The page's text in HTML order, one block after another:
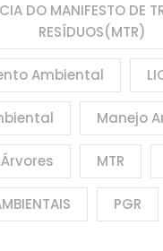
DO MANIFESTO DE
RESÍDUOS(MTR)
Ambiental
Manejo
MTR
PGR